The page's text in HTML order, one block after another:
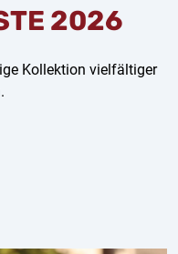
2026
Kollektion vielfältiger